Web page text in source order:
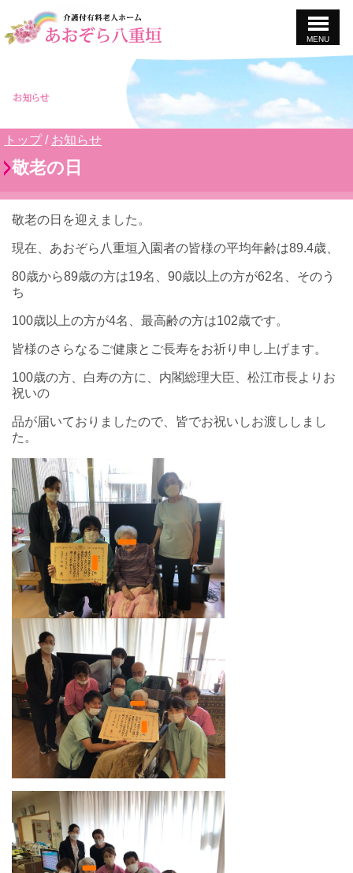
MENU
現
在
の
置：
トップ/ お知らせ
敬老の日
敬老の日を迎えました。
現在、あおぞら八重垣入園者の皆様の平均年齢は89.4歳、
80歳から89歳の方は19名、90歳以上の方が62名、そのう
ち
100歳以上の方が4名、最高齢の方は102歳です。
皆様のさらなるご健康とご長寿をお祈り申し上げます。
100歳の方、白寿の方に、内閣総理大臣、松江市長よりお
祝いの
品が届いておりましたので、皆でお祝いしお渡ししまし
た。